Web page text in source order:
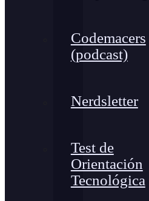
Codemacers
(podcast)
Nerdsletter
Test de
Orientación
Tecnológica